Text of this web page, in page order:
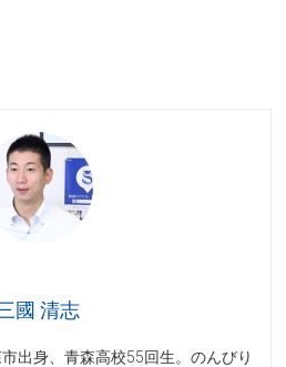
國 清志
出身、青森高校55回生。のんびり